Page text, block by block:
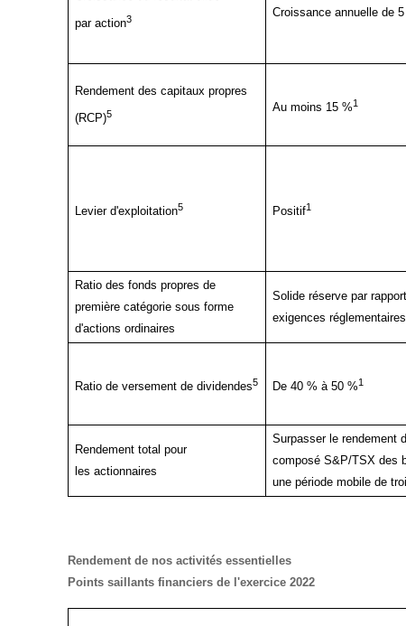
par action3 Croissance annuelle de
Rendement des capitaux propres
(RCP)5 Au moins 15 %1
Levier d'exploitation5 Positif1
Ratio des fonds propres de
première catégorie sous forme
d'actions ordinaires
Solide réserve par
exigences réglementaires
Ratio de versement de dividendes5 De 40 % à 50 %1
Rendement total pour
les actionnaires
Surpasser le rendement
composé S&P/TSX des
une période mobile de
Rendement de nos activités essentielles
Points saillants financiers de l'exercice 2022